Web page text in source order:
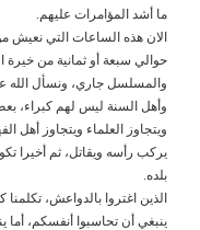
ما أشد المؤامرات عليهم.
الان هذه الساعات التي نعيش
حوالي سبعة أو ثمانية من خيرة
والمسلسل جاري، ونسأل الله
وأهل السنة ليس لهم كبراء،
ويتجاوز العلماء ويتجاوز أهل
يركب رأسه ويقاتل، ثم أخيرا
بلده.
الذين اغتروا بالدواعش، تكلمنا
ينبغي أن تحاسبوا أنفسكم، أما